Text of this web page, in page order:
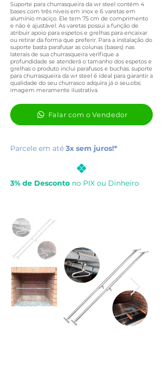
Suporte para churrasqueira da wr steel contém 4
bases com três níveis em inox e 6 varetas em
alumínio maciço. Ele tem 75 cm de comprimento
e não é ajustável. As varetas possui a função de
atribuir apoio para espetos e grelhas para encaixar
ou retirar da forma que preferir. Para a instalação do
suporte basta parafusar as colunas (bases) nas
laterais de sua churrasqueira verifique a
profundidade se atenderá o tamanho dos espetos e
grelhas o produto inclui parafusos e buchas. suporte
para churrasqueira da wr steel é ideal para garantir a
qualidade do seu churrasco adquira já o seu.obs:
imagem meramente ilustrativa.
Falar com o Vendedor
Parcele em até 3x sem juros!*
3% de Desconto no PIX ou Dinheiro